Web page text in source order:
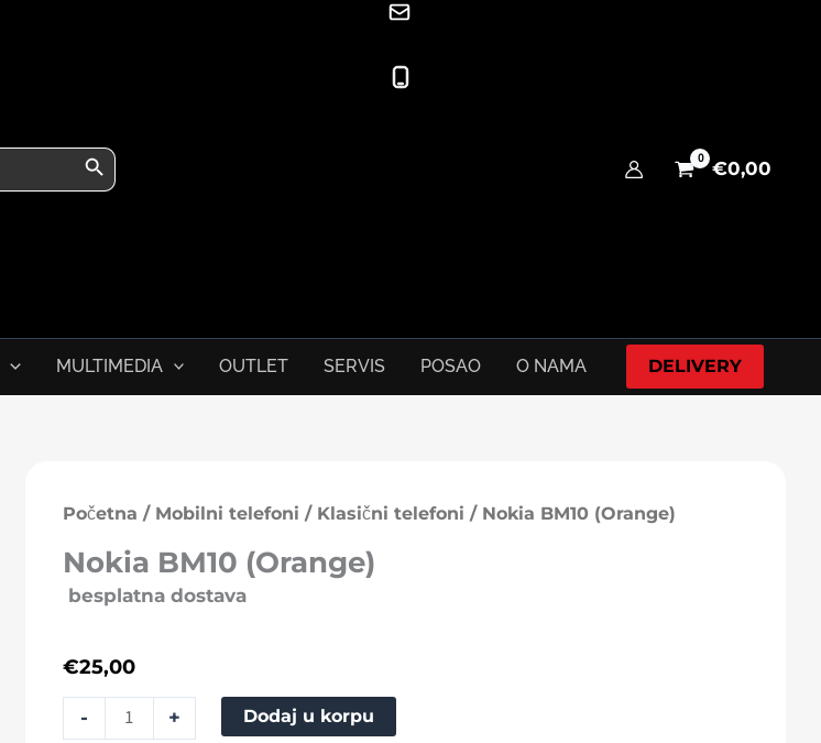
Search Button
€0,00
MULTIMEDIA OUTLET SERVIS POSAO O NAMA DELIVERY
Početna / Mobilni telefoni / Klasični telefoni / Nokia BM10 (Orange)
Nokia BM10 (Orange)
besplatna dostava
€25,00
-
BM10
količina
+ Dodaj u korpu